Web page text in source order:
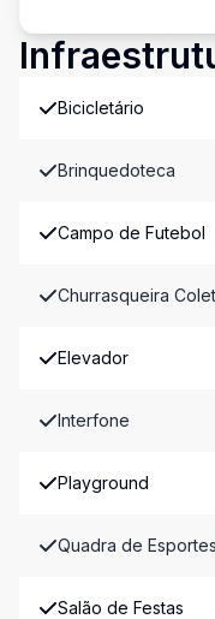
Bicicletário
Brinquedoteca
Campo de Futebol
Churrasqueira
Elevador
Interfone
Playground
Quadra de Esportes
Salão de Festas